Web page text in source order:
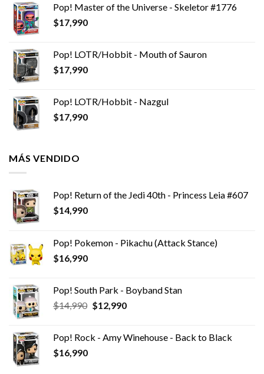
Pop! Master of the Universe - Skeletor #1776
$17,990
Pop! LOTR/Hobbit - Mouth of Sauron
$17,990
Pop! LOTR/Hobbit - Nazgul
$17,990
MÁS VENDIDO
Pop! Return of the Jedi 40th - Princess Leia #607
$14,990
Pop! Pokemon - Pikachu (Attack Stance)
$16,990
Pop! South Park - Boyband Stan
$14,990 El
era:
$12,990El
es:
Pop! Rock - Amy Winehouse - Back to Black
$16,990